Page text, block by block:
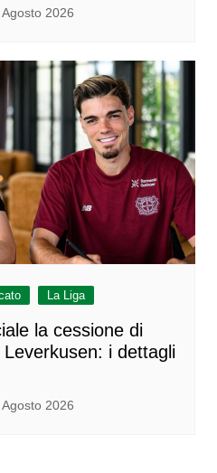
Agosto 2026
La Liga
la cessione di
i dettagli
Agosto 2026